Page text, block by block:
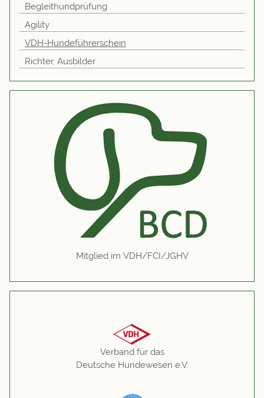
Begleithundprüfung
Agility
VDH-Hundeführerschein
Richter, Ausbilder
Mitglied im VDH/FCI/JGHV
Verband für das
Deutsche Hundewesen e.V.